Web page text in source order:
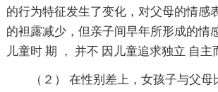
的行为特征发生了变化，对父母的情感
的袒露减少，但亲子间早年所形成的情
儿童时 期 ， 并不 因儿童追求独立 自主
（２） 在性别差上，女孩子与父